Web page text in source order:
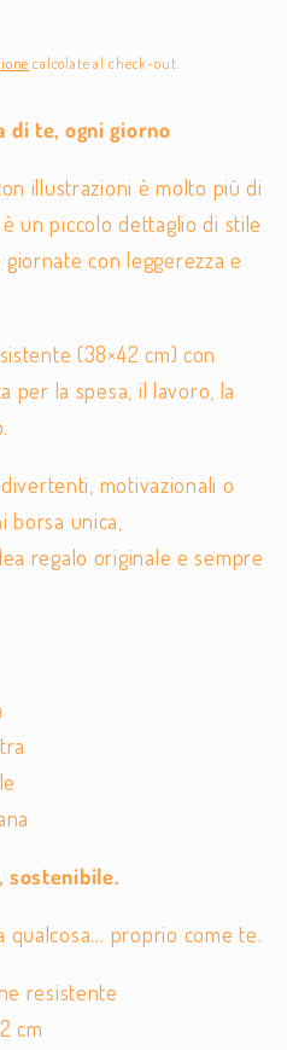
calcolate al check-out.
di te, ogni giorno
illustrazioni è molto più di
un piccolo dettaglio di stile
con leggerezza e
(38×42 cm) con
per la spesa, il lavoro, la
motivazionali o
borsa unica,
regalo originale e sempre
sostenibile.
qualcosa… proprio come te.
resistente
cm